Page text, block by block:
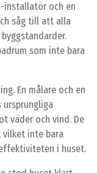
installatör och en
såg till att alla
som inte bara
En målare och en
väder och vind. De
vilket inte bara
i huset.